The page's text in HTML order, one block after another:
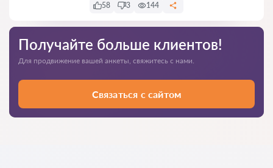
58 3 144
Получайте больше клиентов!
Для продвижение вашей анкеты, свяжитесь с нами.
Связаться с сайтом